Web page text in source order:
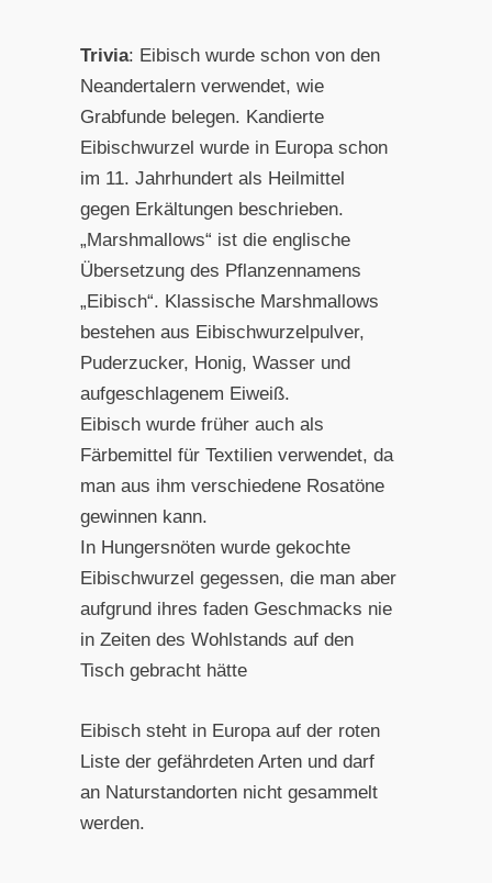
Trivia: Eibisch wurde schon von den
Neandertalern verwendet, wie
Grabfunde belegen. Kandierte
Eibischwurzel wurde in Europa schon
im 11. Jahrhundert als Heilmittel
gegen Erkältungen beschrieben.
„Marshmallows“ ist die englische
Übersetzung des Pflanzennamens
„Eibisch“. Klassische Marshmallows
bestehen aus Eibischwurzelpulver,
Puderzucker, Honig, Wasser und
aufgeschlagenem Eiweiß.
Eibisch wurde früher auch als
Färbemittel für Textilien verwendet, da
man aus ihm verschiedene Rosatöne
gewinnen kann.
In Hungersnöten wurde gekochte
Eibischwurzel gegessen, die man aber
aufgrund ihres faden Geschmacks nie
in Zeiten des Wohlstands auf den
Tisch gebracht hätte
Eibisch steht in Europa auf der roten
Liste der gefährdeten Arten und darf
an Naturstandorten nicht gesammelt
werden.